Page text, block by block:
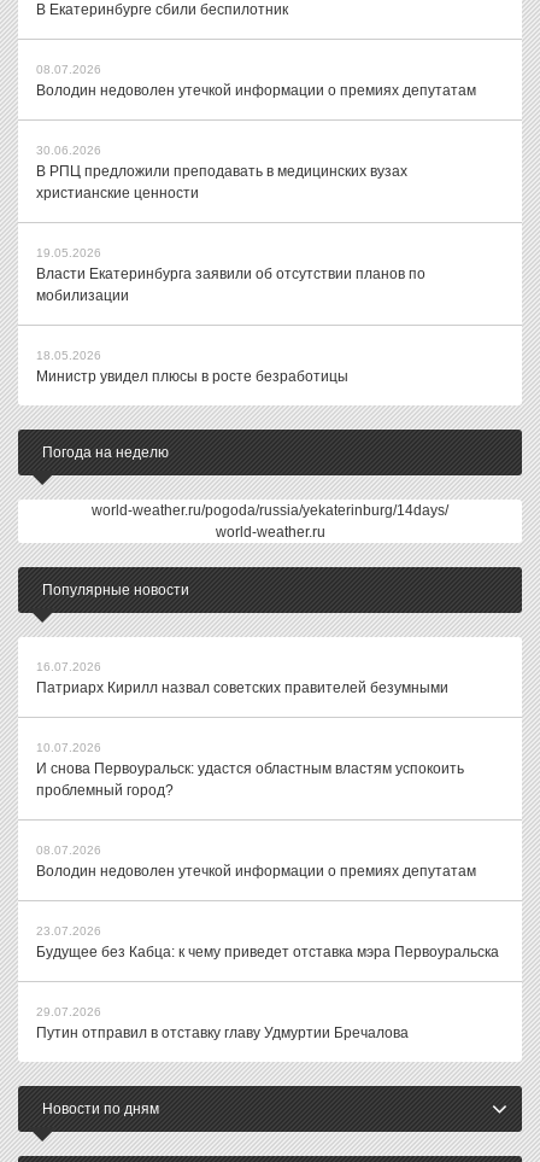
В Екатеринбурге сбили беспилотник
08.07.2026
Володин недоволен утечкой информации о премиях депутатам
30.06.2026
В РПЦ предложили преподавать в медицинских вузах
христианские ценности
19.05.2026
Власти Екатеринбурга заявили об отсутствии планов по
мобилизации
18.05.2026
Министр увидел плюсы в росте безработицы
Погода на неделю
world-weather.ru/pogoda/russia/yekaterinburg/14days/
world-weather.ru
Популярные новости
16.07.2026
Патриарх Кирилл назвал советских правителей безумными
10.07.2026
И снова Первоуральск: удастся областным властям успокоить
проблемный город?
08.07.2026
Володин недоволен утечкой информации о премиях депутатам
23.07.2026
Будущее без Кабца: к чему приведет отставка мэра Первоуральска
29.07.2026
Путин отправил в отставку главу Удмуртии Бречалова
Новости по дням